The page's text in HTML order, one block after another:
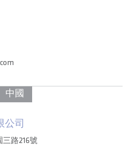
中國
公司
路216號